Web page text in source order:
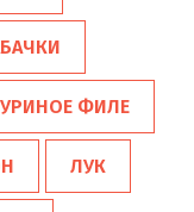
ФИЛЕ
ЛУК